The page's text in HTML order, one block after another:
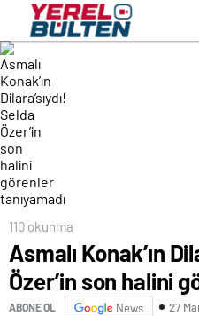
110 okunma
Asmalı Konak’ın
Özer’in son halini
ABONE OL News 27